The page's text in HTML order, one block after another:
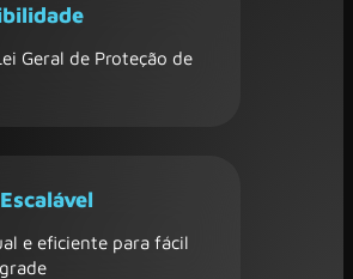
Geral de Proteção de
e eficiente para fácil